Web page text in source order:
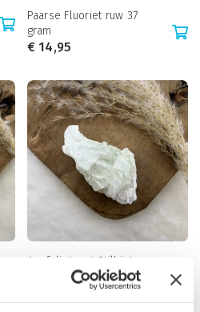
Paarse Fluoriet ruw 37
gram
€14,95
Apofyliet met Stilbiet ruw